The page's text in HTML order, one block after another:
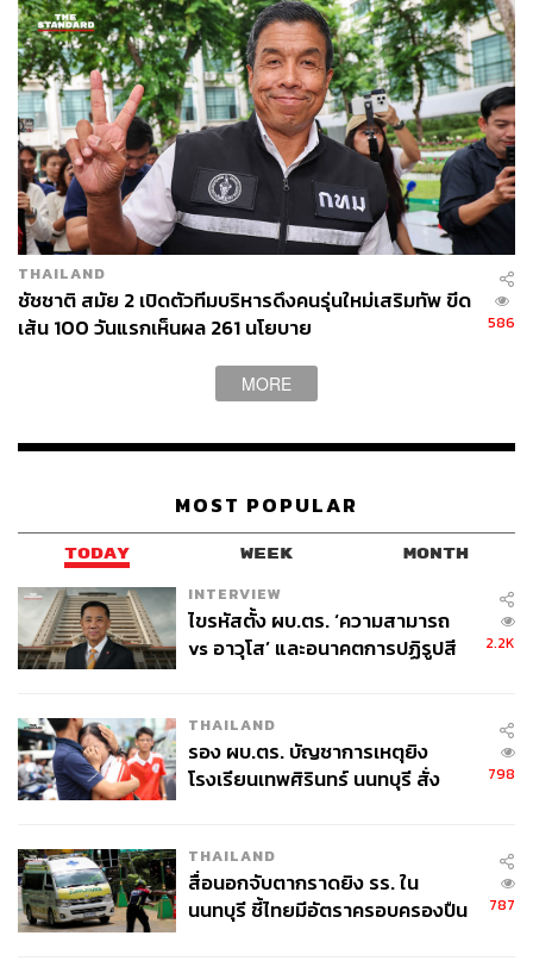
1.9K
ABOUT THE AUTHOR
THE STANDARD TEAM
กองบรรณาธิการ THE STANDARD
ABOUT THE PHOTOGRAPHER
ช่างภาพข่าว ประจำสำนักข่าว THE
STANDARD
THAILAND
ชัชชาติ สมัย 2 เปิดตัวทีมบริหารดึงคนรุ่นใหม่เสริมทัพ ขีด
เส้น 100 วันแรกเห็นผล 261 นโยบาย
586
MORE
MOST POPULAR
TODAY WEEK MONTH
INTERVIEW
ไขรหัสตั้ง ผบ.ตร. ‘ความสามารถ
vs อาวุโส’ และอนาคตการปฏิรูปสี
2.2K
THAILAND
รอง ผบ.ตร. บัญชาการเหตุยิง
โรงเรียนเทพศิรินทร์ นนทบุรี สั่ง
798
THAILAND
สื่อนอกจับตากราดยิง รร. ใน
นนทบุรี ชี้ไทยมีอัตราครอบครองปืน
787